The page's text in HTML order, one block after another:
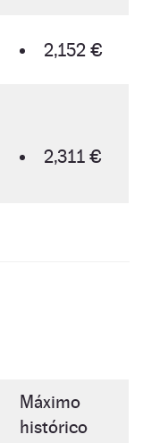
2,152 €
2,311 €
Máximo
histórico